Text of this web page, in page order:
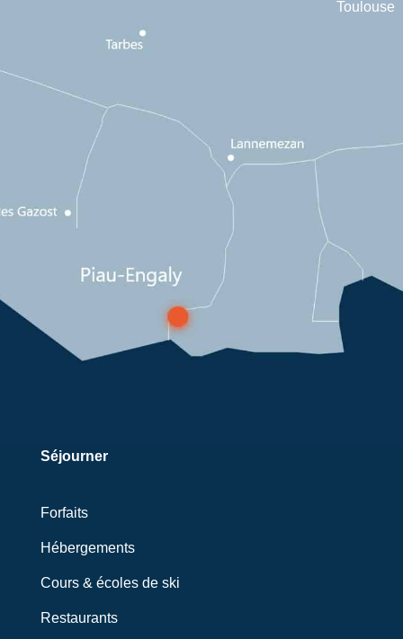
Toulouse
Séjourner
Forfaits
Hébergements
Cours & écoles de ski
Restaurants